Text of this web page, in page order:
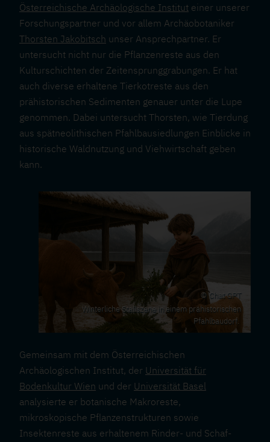
Österreichische Archäologische Institut einer unserer
Forschungspartner und vor allem Archäobotaniker
Thorsten Jakobitsch unser Ansprechpartner. Er
untersucht nicht nur die Pflanzenreste aus den
Kulturschichten der Zeitensprunggrabungen. Er hat
auch diverse erhaltene Tierkotreste aus den
prähistorischen Sedimenten genauer unter die Lupe
genommen. Dabei untersucht Thorsten, wie Tierdung
aus spätneolithischen Pfahlbausiedlungen Einblicke in
historische Waldnutzung und Viehwirtschaft geben
kann.
Chat GPT
Winterliche Stallszene in einem prähistorischen
Pfahlbaudorf.
Gemeinsam mit dem Österreichischen
Archäologischen Institut, der Universität für
Bodenkultur Wien und der Universität Basel
analysierte er botanische Makroreste,
mikroskopische Pflanzenstrukturen sowie
Insektenreste aus erhaltenem Rinder- und Schaf-